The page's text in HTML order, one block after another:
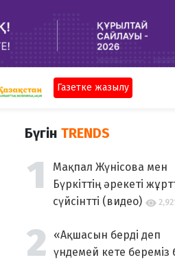
Газетке жазылу
Бүгін TRENDS
Мақпал Жүнісова мен
Бүркіттің әрекеті
сүйсінтті (видео)
2,921
«Ақшасын берді деп
үндемей кете береміз